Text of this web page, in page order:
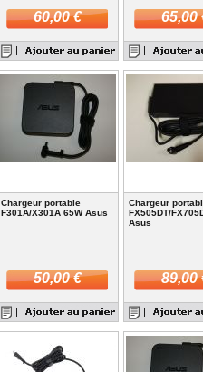
60,00 € 65,00
Chargeur portable
F301A/X301A 65W Asus
50,00 €
Chargeur
FX505DT/
Asus
89,00